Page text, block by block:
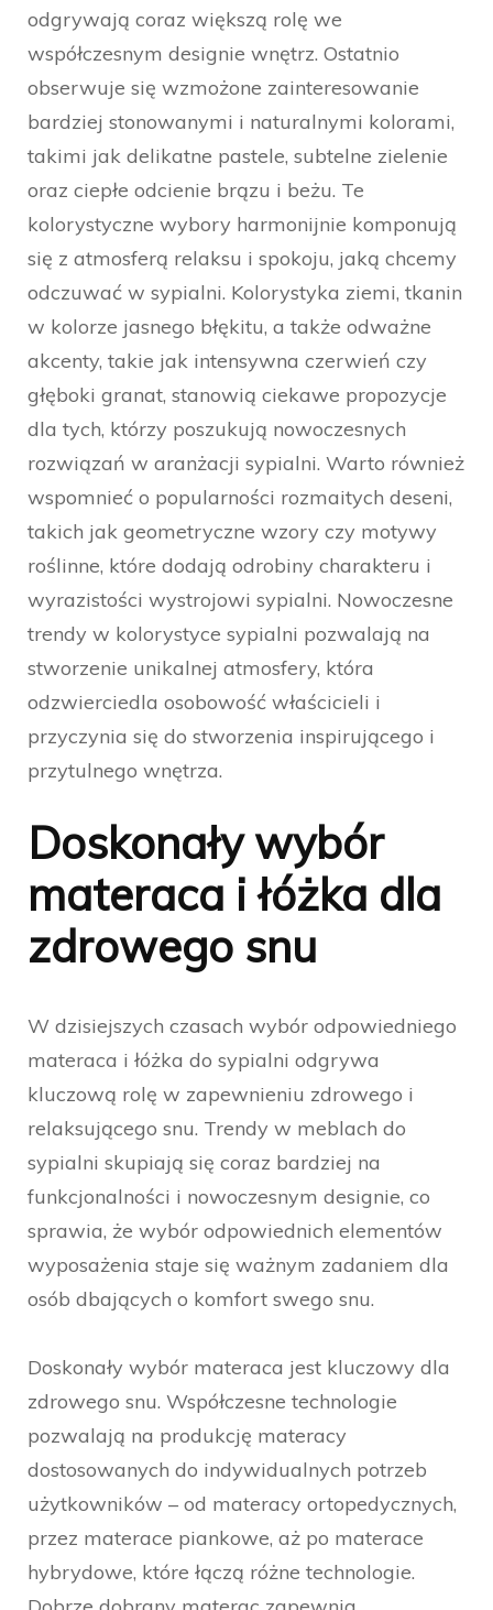
odgrywają coraz większą rolę we
współczesnym designie wnętrz. Ostatnio
obserwuje się wzmożone zainteresowanie
bardziej stonowanymi i naturalnymi kolorami,
takimi jak delikatne pastele, subtelne zielenie
oraz ciepłe odcienie brązu i beżu. Te
kolorystyczne wybory harmonijnie komponują
się z atmosferą relaksu i spokoju, jaką chcemy
odczuwać w sypialni. Kolorystyka ziemi, tkanin
w kolorze jasnego błękitu, a także odważne
akcenty, takie jak intensywna czerwień czy
głęboki granat, stanowią ciekawe propozycje
dla tych, którzy poszukują nowoczesnych
rozwiązań w aranżacji sypialni. Warto również
wspomnieć o popularności rozmaitych deseni,
takich jak geometryczne wzory czy motywy
roślinne, które dodają odrobiny charakteru i
wyrazistości wystrojowi sypialni. Nowoczesne
trendy w kolorystyce sypialni pozwalają na
stworzenie unikalnej atmosfery, która
odzwierciedla osobowość właścicieli i
przyczynia się do stworzenia inspirującego i
przytulnego wnętrza.
Doskonały wybór
materaca i łóżka dla
zdrowego snu
W dzisiejszych czasach wybór odpowiedniego
materaca i łóżka do sypialni odgrywa
kluczową rolę w zapewnieniu zdrowego i
relaksującego snu. Trendy w meblach do
sypialni skupiają się coraz bardziej na
funkcjonalności i nowoczesnym designie, co
sprawia, że wybór odpowiednich elementów
wyposażenia staje się ważnym zadaniem dla
osób dbających o komfort swego snu.
Doskonały wybór materaca jest kluczowy dla
zdrowego snu. Współczesne technologie
pozwalają na produkcję materacy
dostosowanych do indywidualnych potrzeb
użytkowników – od materacy ortopedycznych,
przez materace piankowe, aż po materace
hybrydowe, które łączą różne technologie.